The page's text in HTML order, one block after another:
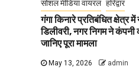
सोशल मीडिया वायरल हरिद्वार
गंगा किनारे प्रतिबंधित क्षेत्र
डिलीवरी, नगर निगम ने कंपनी
जानिए पूरा मामला
May 13, 2026 admin